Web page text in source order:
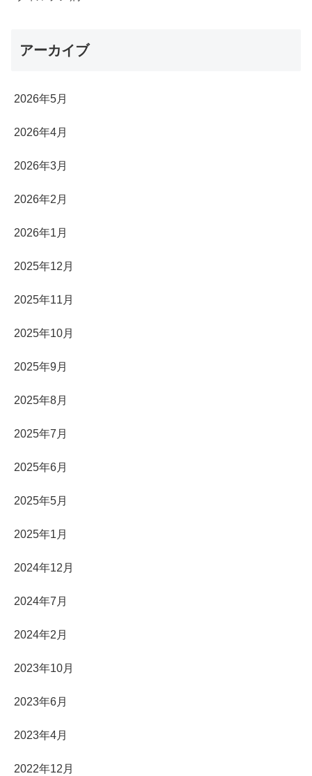
アーカイブ
2026年5月
2026年4月
2026年3月
2026年2月
2026年1月
2025年12月
2025年11月
2025年10月
2025年9月
2025年8月
2025年7月
2025年6月
2025年5月
2025年1月
2024年12月
2024年7月
2024年2月
2023年10月
2023年6月
2023年4月
2022年12月